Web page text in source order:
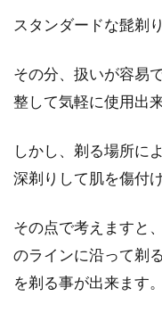
スタンダードな髭剃
その分、扱いが容易
整して気軽に使用出来
しかし、剃る場所に
深剃りして肌を傷付
その点で考えますと
のラインに沿って剃
を剃る事が出来ます。